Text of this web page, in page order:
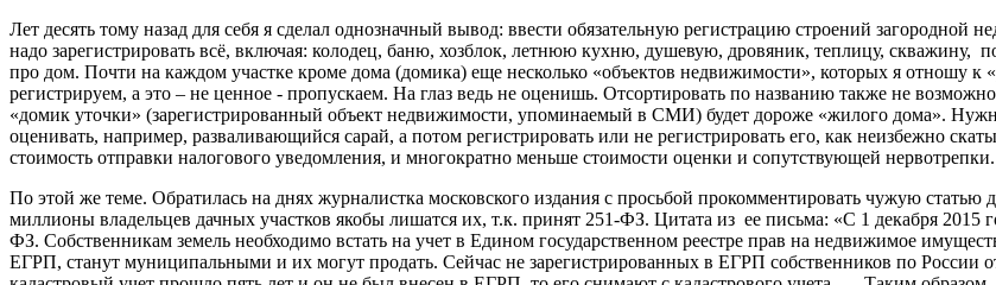
Лет десять тому назад для себя я сделал однозначный вывод: ввести обязательную регистрацию строений загородной
надо зарегистрировать всё, включая: колодец, баню, хозблок, летнюю кухню, душевую, дровяник, теплицу, скважину,
про дом. Почти на каждом участке кроме дома (домика) еще несколько «объектов недвижимости», которых я отношу к
регистрируем, а это – не ценное - пропускаем. На глаз ведь не оценишь. Отсортировать по названию также не
«домик уточки» (зарегистрированный объект недвижимости, упоминаемый в СМИ) будет дороже «жилого дома».
оценивать, например, разваливающийся сарай, а потом регистрировать или не регистрировать его, как неизбежно
стоимость отправки налогового уведомления, и многократно меньше стоимости оценки и сопутствующей нервотрепки.
По этой же теме. Обратилась на днях журналистка московского издания с просьбой прокомментировать чужую статью
миллионы владельцев дачных участков якобы лишатся их, т.к. принят 251-ФЗ. Цитата из ее письма: «С 1 декабря
ФЗ. Собственникам земель необходимо встать на учет в Едином государственном реестре прав на недвижимое
ЕГРП, станут муниципальными и их могут продать. Сейчас не зарегистрированных в ЕГРП собственников по России